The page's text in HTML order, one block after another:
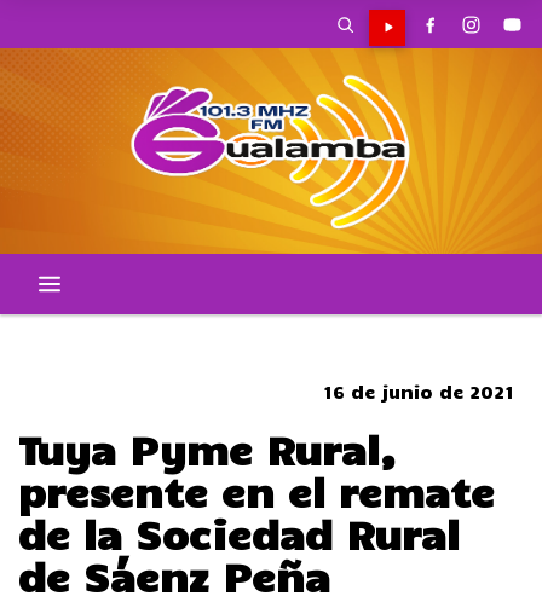
16 de junio de 2021
Tuya Pyme Rural,
presente en el remate
de la Sociedad Rural
de Sáenz Peña